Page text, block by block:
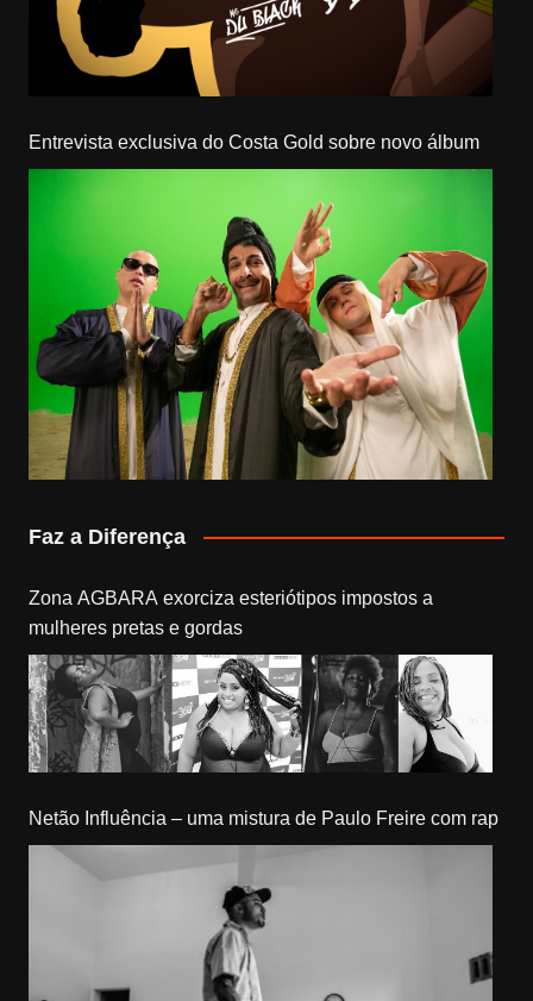
Entrevista exclusiva do Costa Gold sobre novo álbum
Faz a Diferença
Zona AGBARA exorciza esteriótipos impostos a
mulheres pretas e gordas
Netão Influência – uma mistura de Paulo Freire com rap